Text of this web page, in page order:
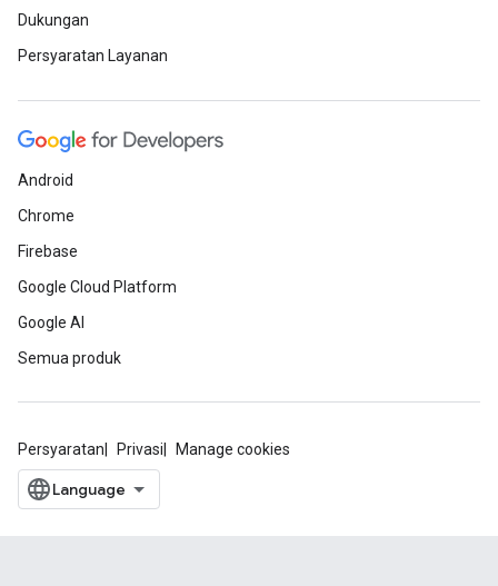
Dukungan
Persyaratan Layanan
Android
Chrome
Firebase
Google Cloud Platform
Google AI
Semua produk
Persyaratan Privasi Manage cookies